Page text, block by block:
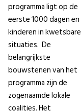
programma ligt op de
eerste 1000 dagen en
kinderen in kwetsbare
situaties. De
belangrijkste
bouwstenen van het
programma zijn de
zogenaamde lokale
coalities. Het